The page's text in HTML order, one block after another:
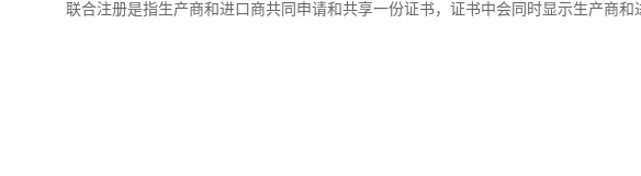
联合注册是指生产商和进口商共同申请和共享一份证书，证书中会同时显示生产商和